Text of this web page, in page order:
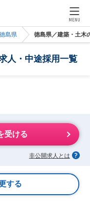
MENU
徳島県 徳島県／建築・土木
人・中途採用一覧
受ける
非公開求人とは
する